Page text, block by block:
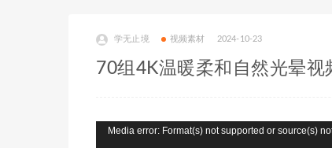
学无止境 视频素材 2024-10-23
70组4K温暖柔和自然光晕视
Media error: Format(s) not supported or source(s)